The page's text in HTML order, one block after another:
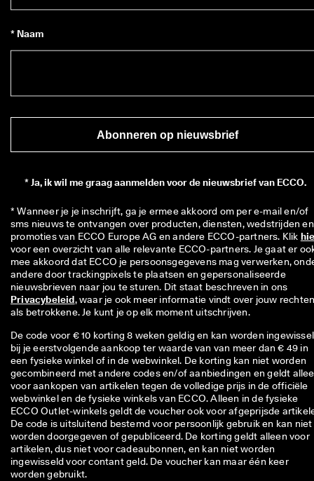
* Naam
Abonneren op nieuwsbrief
* Ja, ik wil me graag aanmelden voor de nieuwsbrief van ECCO.
* Wanneer je je inschrijft, ga je ermee akkoord om per e-mail en/of
sms nieuws te ontvangen over producten, diensten, wedstrijden en
promoties van ECCO Europe AG en andere ECCO-partners. Klik
voor een overzicht van alle relevante ECCO-partners. Je gaat er
mee akkoord dat ECCO je persoonsgegevens mag verwerken,
andere door trackingpixels te plaatsen en gepersonaliseerde
Privacybeleid, waar je ook meer informatie vindt over jouw
als betrokkene. Je kunt je op elk moment uitschrijven.
De code voor € 10 korting 8 weken geldig en kan worden
bij je eerstvolgende aankoop ter waarde van van meer dan € 49 in
een fysieke winkel of in de webwinkel. De korting kan niet worden
gecombineerd met andere codes en/of aanbiedingen en geldt
voor aankopen van artikelen tegen de volledige prijs in de officiële
webwinkel en de fysieke winkels van ECCO. Alleen in de fysieke
ECCO Outlet-winkels geldt de voucher ook voor afgeprijsde
De code is uitsluitend bestemd voor persoonlijk gebruik en kan niet
worden doorgegeven of gepubliceerd. De korting geldt alleen voor
artikelen, dus niet voor cadeaubonnen, en kan niet worden
ingewisseld voor contant geld. De voucher kan maar één keer
worden gebruikt.